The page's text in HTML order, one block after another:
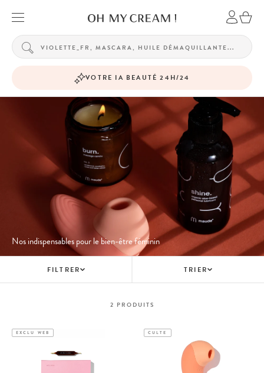
VOTRE IA BEAUTÉ 24H/24
Nos indispensables pour le bien-être féminin
FILTRER TRIER
2 PRODUITS
EXCLU WEB CULTE